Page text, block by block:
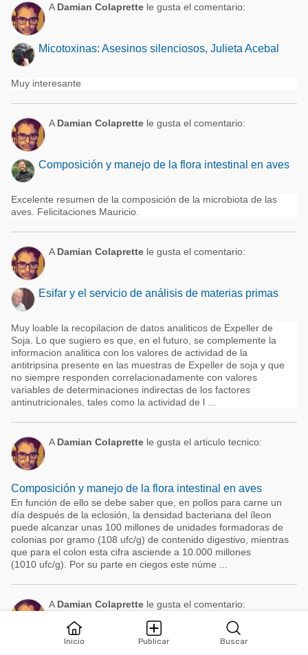
Inicio Publicar Buscar
A Damian Colaprette le gusta el comentario:
Micotoxinas: Asesinos silenciosos, Julieta Acebal
Muy interesante
A Damian Colaprette le gusta el comentario:
Composición y manejo de la flora intestinal en aves
Excelente resumen de la composición de la microbiota de las
aves. Felicitaciones Mauricio.
A Damian Colaprette le gusta el comentario:
Esifar y el servicio de análisis de materias primas
Muy loable la recopilacion de datos analiticos de Expeller de
Soja. Lo que sugiero es que, en el futuro, se complemente la
informacion analitica con los valores de actividad de la
antitripsina presente en las muestras de Expeller de soja y que
no siempre responden correlacionadamente con valores
variables de determinaciones indirectas de los factores
antinutricionales, tales como la actividad de l ...
A Damian Colaprette le gusta el articulo tecnico:
Composición y manejo de la flora intestinal en aves
En función de ello se debe saber que, en pollos para carne un
día después de la eclosión, la densidad bacteriana del íleon
puede alcanzar unas 100 millones de unidades formadoras de
colonias por gramo (108 ufc/g) de contenido digestivo, mientras
que para el colon esta cifra asciende a 10.000 millones
(1010 ufc/g). Por su parte en ciegos este núme ...
A Damian Colaprette le gusta el comentario:
Esifar y el servicio de análisis de materias primas